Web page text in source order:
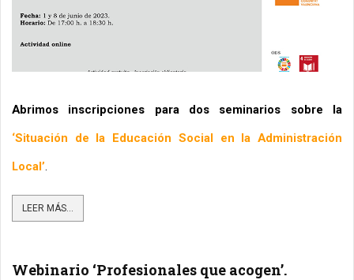
‘Situación de la Educación Social en la Administración
Local’.
LEER MÁS...
Webinario ‘Profesionales que acogen’.